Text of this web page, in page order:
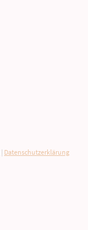
| Datenschutzerklärung